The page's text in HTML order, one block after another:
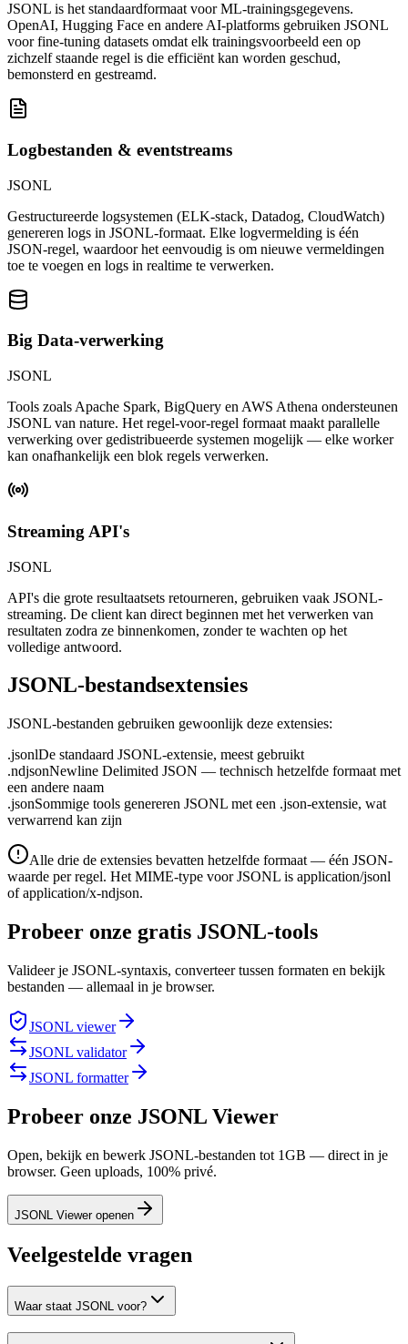
JSONL is het standaardformaat voor ML-trainingsgegevens.
OpenAI, Hugging Face en andere AI-platforms gebruiken JSONL
voor fine-tuning datasets omdat elk trainingsvoorbeeld een op
zichzelf staande regel is die efficiënt kan worden geschud,
bemonsterd en gestreamd.
Logbestanden & eventstreams
JSONL
Gestructureerde logsystemen (ELK-stack, Datadog, CloudWatch)
genereren logs in JSONL-formaat. Elke logvermelding is één
JSON-regel, waardoor het eenvoudig is om nieuwe vermeldingen
toe te voegen en logs in realtime te verwerken.
Big Data-verwerking
JSONL
Tools zoals Apache Spark, BigQuery en AWS Athena ondersteunen
JSONL van nature. Het regel-voor-regel formaat maakt parallelle
verwerking over gedistribueerde systemen mogelijk — elke worker
kan onafhankelijk een blok regels verwerken.
Streaming API's
JSONL
API's die grote resultaatsets retourneren, gebruiken vaak JSONL-
streaming. De client kan direct beginnen met het verwerken van
resultaten zodra ze binnenkomen, zonder te wachten op het
volledige antwoord.
JSONL-bestandsextensies
JSONL-bestanden gebruiken gewoonlijk deze extensies:
.jsonlDe standaard JSONL-extensie, meest gebruikt
.ndjsonNewline Delimited JSON — technisch hetzelfde formaat met
een andere naam
.jsonSommige tools genereren JSONL met een .json-extensie, wat
verwarrend kan zijn
Alle drie de extensies bevatten hetzelfde formaat — één JSON-
waarde per regel. Het MIME-type voor JSONL is application/jsonl
of application/x-ndjson.
Probeer onze gratis JSONL-tools
Valideer je JSONL-syntaxis, converteer tussen formaten en bekijk
bestanden — allemaal in je browser.
JSONL viewer
JSONL validator
JSONL formatter
Probeer onze JSONL Viewer
Open, bekijk en bewerk JSONL-bestanden tot 1GB — direct in je
browser. Geen uploads, 100% privé.
JSONL Viewer openen
Veelgestelde vragen
Waar staat JSONL voor?